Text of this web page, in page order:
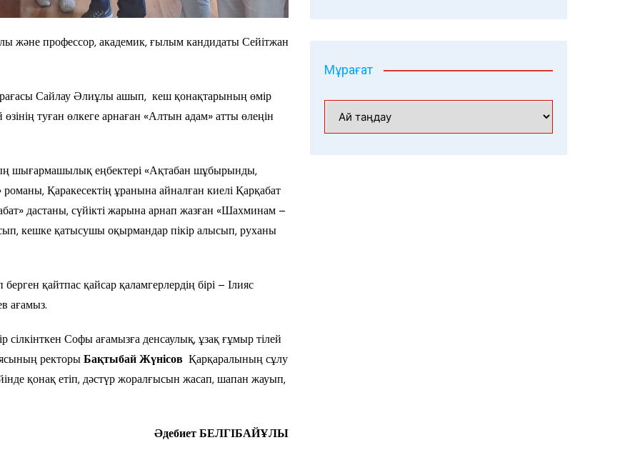
және профессор, академик, ғылым кандидаты Сейітжан
Сайлау Әлиұлы ашып, кеш қонақтарының өмір
туған өлкеге арнаған «Алтын адам» атты өлеңін
шығармашылық еңбектері «Ақтабан шұбырынды,
Қаракесектің ұранына айналған киелі Қарқабат
дастаны, сүйікті жарына арнап жазған «Шахминам –
кешке қатысушы оқырмандар пікір алысып, руханы
қайтпас қайсар қаламгерлердің бірі – Ілияс
ағамыз.
Софы ағамызға денсаулық, ұзақ ғұмыр тілей
ректорыБақтыбай Жүнісов Қарқаралының сұлу
қонақ етіп, дәстүр жоралғысын жасап, шапан жауып,
Әдебиет БЕЛГІБАЙҰЛЫ
Мұрағат